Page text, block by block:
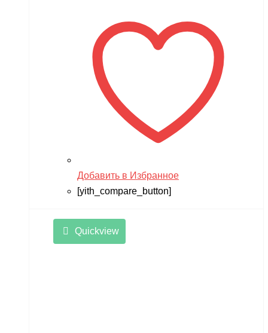
15,990 ₽.
Добавить в Избранное
[yith_compare_button]
Quickview